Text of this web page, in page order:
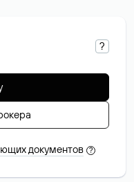
?
документов ?